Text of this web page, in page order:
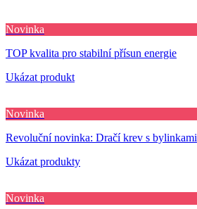
Novinka
TOP kvalita pro stabilní přísun energie
Ukázat produkt
Novinka
Revoluční novinka: Dračí krev s bylinkami
Ukázat produkty
Novinka